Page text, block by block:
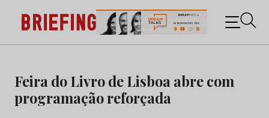
content
Briefing: Todas as notícias sobre os negócios do
Marketing e da Publicidade
Feira do Livro de Lisboa abre com
programação reforçada